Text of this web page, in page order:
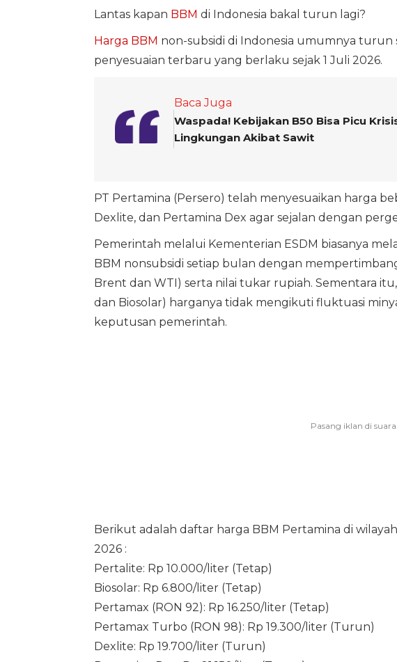
Lantas kapan BBM di Indonesia bakal turun lagi?
Harga BBM non-subsidi di Indonesia umumnya turun
penyesuaian terbaru yang berlaku sejak 1 Juli 2026.
Baca Juga
Waspada! Kebijakan B50 Bisa Picu
Lingkungan Akibat Sawit
PT Pertamina (Persero) telah menyesuaikan harga
Dexlite, dan Pertamina Dex agar sejalan dengan
Pemerintah melalui Kementerian ESDM biasanya
BBM nonsubsidi setiap bulan dengan
Brent dan WTI) serta nilai tukar rupiah. Sementara
dan Biosolar) harganya tidak mengikuti fluktuasi
keputusan pemerintah.
Berikut adalah daftar harga BBM Pertamina di
2026 :
Pertalite: Rp 10.000/liter (Tetap)
Biosolar: Rp 6.800/liter (Tetap)
Pertamax (RON 92): Rp 16.250/liter (Tetap)
Pertamax Turbo (RON 98): Rp 19.300/liter (Turun)
Dexlite: Rp 19.700/liter (Turun)